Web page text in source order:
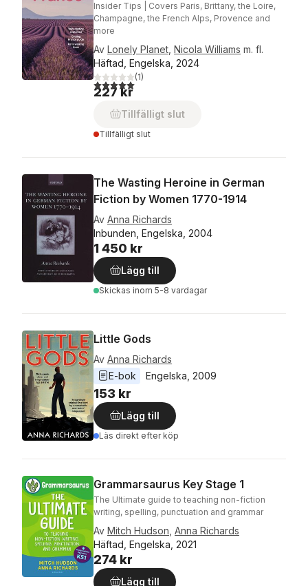
Insider Tips | Covers Paris, Brittany, the Loire,
Champagne, the French Alps, Provence and
more
Av Lonely Planet Nicola Williams m. fl.
Häftad, Engelska, 2024
5,0utav 5 stjärnor. Totalt antal röster:
(1)
227 kr
Tillfälligt slut
Tillfälligt slut
The Wasting Heroine in German
Fiction by Women 1770-1914
Av Anna Richards
Inbunden, Engelska, 2004
1 450 kr
Lägg till
Skickas inom 5-8 vardagar
Little Gods
Av Anna Richards
E-bok
Engelska 2009
153 kr
Lägg till
Läs direkt efter köp
Grammarsaurus Key Stage 1
The Ultimate guide to teaching non-fiction
writing, spelling, punctuation and grammar
Av Mitch Hudson Anna Richards
Häftad, Engelska, 2021
274 kr
Lägg till